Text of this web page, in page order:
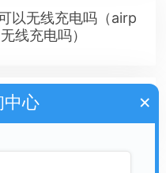
以无线充电吗（airp
线充电吗）
推荐（无线充电鼠标
骤图解）
中心 ×